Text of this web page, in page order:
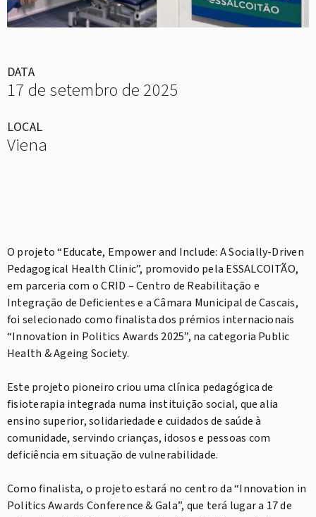
DATA
17 de setembro de 2025
LOCAL
Viena
O projeto “Educate, Empower and Include: A Socially-Driven
Pedagogical Health Clinic”, promovido pela ESSALCOITÃO,
em parceria com o CRID – Centro de Reabilitação e
Integração de Deficientes e a Câmara Municipal de Cascais,
foi selecionado como finalista dos prémios internacionais
“Innovation in Politics Awards 2025”, na categoria Public
Health & Ageing Society.
Este projeto pioneiro criou uma clínica pedagógica de
fisioterapia integrada numa instituição social, que alia
ensino superior, solidariedade e cuidados de saúde à
comunidade, servindo crianças, idosos e pessoas com
deficiência em situação de vulnerabilidade.
Como finalista, o projeto estará no centro da “Innovation in
Politics Awards Conference & Gala”, que terá lugar a 17 de